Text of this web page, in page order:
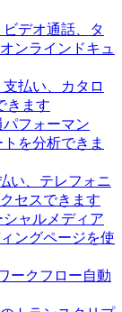
デオ通話、タ
ンラインドキュ
払い、カタロ
きます
フォーマン
を分析できま
い、テレフォニ
セスできます
ャルメディア
ングページを使
ークフロー自動